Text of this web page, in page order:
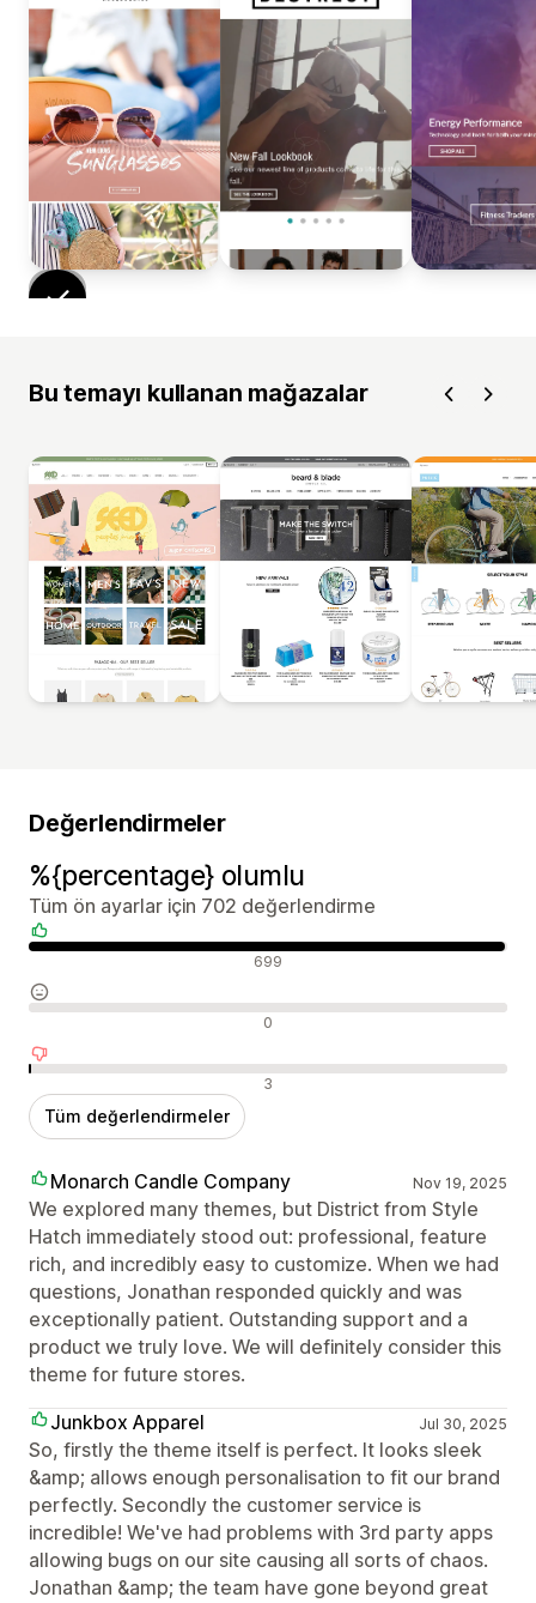
Bu temayı kullanan mağazalar
Değerlendirmeler
%{percentage} olumlu
Tüm ön ayarlar için 702 değerlendirme
Olumlu değerlendirmeler 699
Nötr değerlendirmeler 0
Olumsuz değerlendirmeler 3
Tüm değerlendirmeler
Monarch Candle Company Nov 19, 2025
We explored many themes, but District from Style
Hatch immediately stood out: professional, feature
rich, and incredibly easy to customize. When we had
questions, Jonathan responded quickly and was
exceptionally patient. Outstanding support and a
product we truly love. We will definitely consider this
theme for future stores.
Junkbox Apparel
Jul 30, 2025
So, firstly the theme itself is perfect. It looks sleek
&amp; allows enough personalisation to fit our brand
perfectly. Secondly the customer service is
incredible! We've had problems with 3rd party apps
allowing bugs on our site causing all sorts of chaos.
Jonathan &amp; the team have gone beyond great